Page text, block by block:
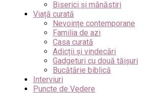
Biserici și mănăstiri
Viață curată
Nevoințe contemporane
Familia de azi
Casa curată
Adicții și vindecări
Gadgeturi cu două tăișuri
Bucătărie biblică
Interviuri
Puncte de Vedere